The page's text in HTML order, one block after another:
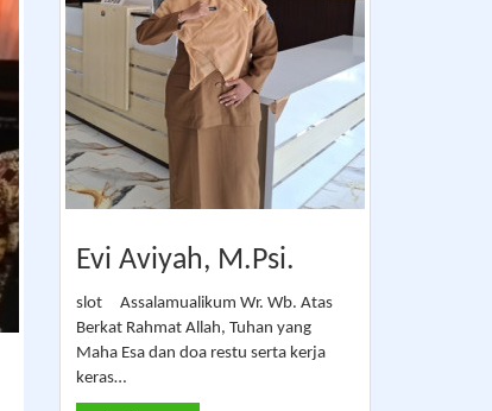
Evi Aviyah, M.Psi.
slot Assalamualikum Wr. Wb. Atas
Berkat Rahmat Allah, Tuhan yang
Maha Esa dan doa restu serta kerja
keras…